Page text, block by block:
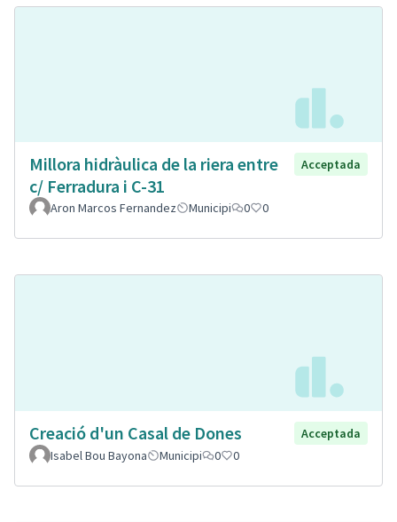
Millora hidràulica de la riera entre
c/ Ferradura i C-31
Acceptada
Aron Marcos Fernandez Municipi 0 0
Creació d'un Casal de Dones
Acceptada
Isabel Bou Bayona
Municipi 0 0